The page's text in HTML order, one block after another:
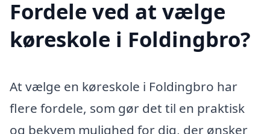
Fordele ved at vælge
køreskole i Foldingbro?
At vælge en køreskole i Foldingbro har
flere fordele, som gør det til en praktisk
og bekvem mulighed for dig, der ønsker